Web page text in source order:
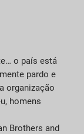
o país está
pardo e
organização
homens
Brothers and